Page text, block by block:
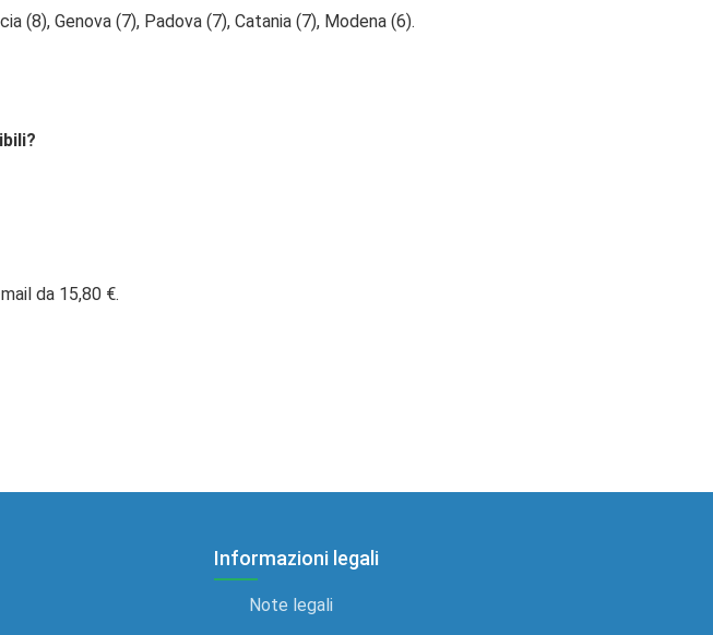
(8), Genova (7), Padova (7), Catania (7), Modena (6).
da 15,80 €.
Informazioni legali
Note legali